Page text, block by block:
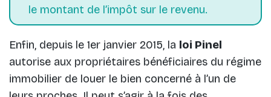
le montant de l’impôt sur le revenu.
Enfin, depuis le 1er janvier 2015, la loi Pinel
autorise aux propriétaires bénéficiaires du régime
immobilier de louer le bien concerné à l’un de